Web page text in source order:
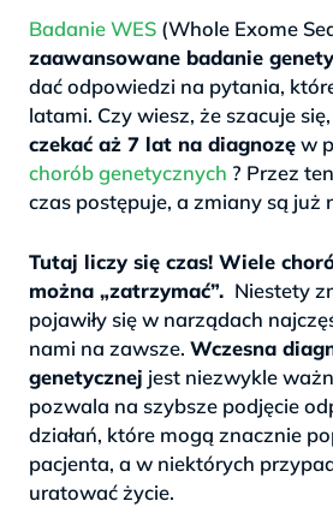
Badanie WES (Whole Exome
zaawansowane badanie
dać odpowiedzi na pytania,
latami. Czy wiesz, że szacuje
czekać aż 7 lat na diagnozęw
chorób genetycznych ? Przez
czas postępuje, a zmiany są już
Tutaj liczy się czas! Wiele
można „zatrzymać”. Niestety
pojawiły się w narządach
nami na zawsze. Wczesna
genetycznej jest niezwykle
pozwala na szybsze podjęcie
działań, które mogą znacznie
pacjenta, a w niektórych
uratować życie.